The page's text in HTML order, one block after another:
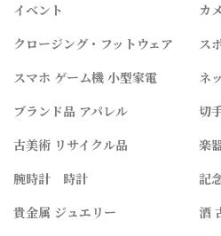
イベント
カ
クロージング・フットウェア
ス
スマホ ゲーム機 小型家電
ネ
ブランド品 アパレル
切
古美術 リサイクル品
楽
腕時計 時計
記
貴金属 ジュエリー
酒